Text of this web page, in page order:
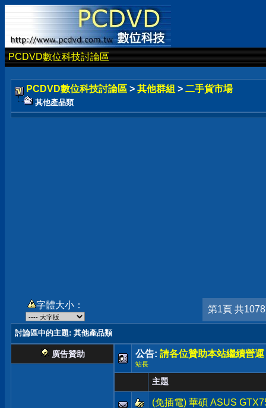
PCDVD數位科技討論區
PCDVD數位科技討論區 > 其他群組 > 二手貨市場
其他產品類
字體大小： 第1頁 共
討論區中的主題: 其他產品類
廣告贊助 公告: 請各位贊助本站繼續營運
站長
主題
(免插電) 華碩 ASUS